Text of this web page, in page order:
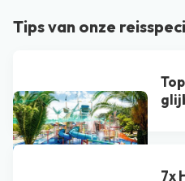
Tips van onze
7x